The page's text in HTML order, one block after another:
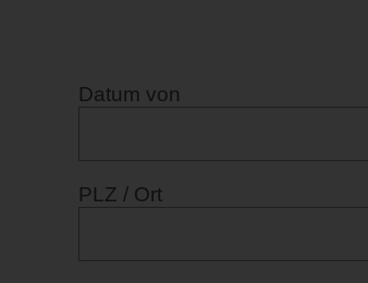
Datum von
PLZ / Ort